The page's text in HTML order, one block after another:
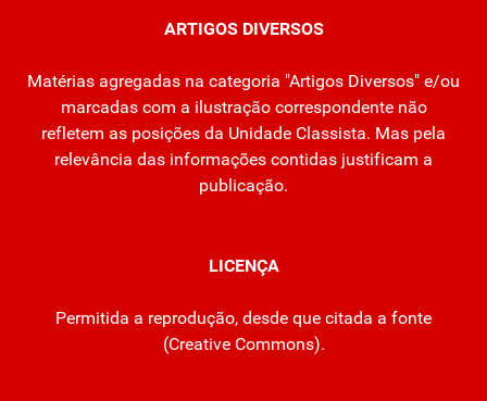
ARTIGOS DIVERSOS
Matérias agregadas na categoria "Artigos Diversos" e/ou
marcadas com a ilustração correspondente não
refletem as posições da Unidade Classista. Mas pela
relevância das informações contidas justificam a
publicação.
LICENÇA
Permitida a reprodução, desde que citada a fonte
(Creative Commons).